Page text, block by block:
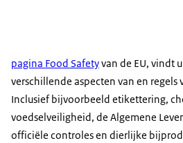
pagina Food Safetyvan de EU, vindt
verschillende aspecten van en
Inclusief bijvoorbeeld etikettering,
voedselveiligheid, de Algemene
officiële controles en dierlijke